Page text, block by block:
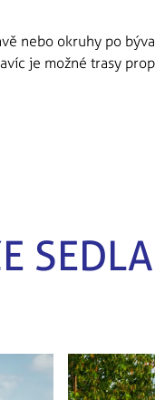
nebo okruhy po
je možné trasy